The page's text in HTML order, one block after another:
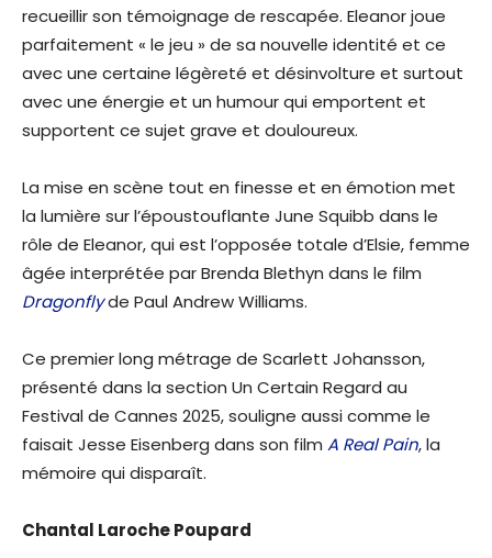
recueillir son témoignage de rescapée. Eleanor joue
parfaitement « le jeu » de sa nouvelle identité et ce
avec une certaine légèreté et désinvolture et surtout
avec une énergie et un humour qui emportent et
supportent ce sujet grave et douloureux.
La mise en scène tout en finesse et en émotion met
la lumière sur l’époustouflante June Squibb dans le
rôle de Eleanor, qui est l’opposée totale d’Elsie, femme
âgée interprétée par Brenda Blethyn dans le film
Dragonflyde Paul Andrew Williams.
Ce premier long métrage de Scarlett Johansson,
présenté dans la section Un Certain Regard au
Festival de Cannes 2025, souligne aussi comme le
faisait Jesse Eisenberg dans son film A Real Pain, la
mémoire qui disparaît.
Chantal Laroche Poupard